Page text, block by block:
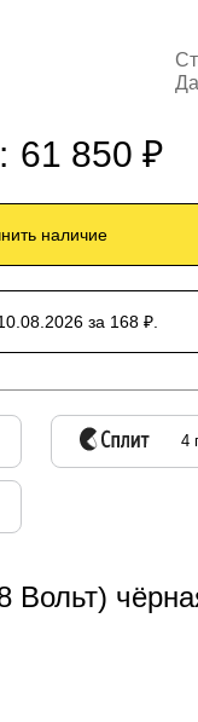
61 850 ₽
наличие
за 168 ₽.
4
Вольт)